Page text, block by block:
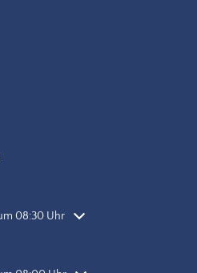
oder Schließzeiten auszublenden
08:30 Uhr